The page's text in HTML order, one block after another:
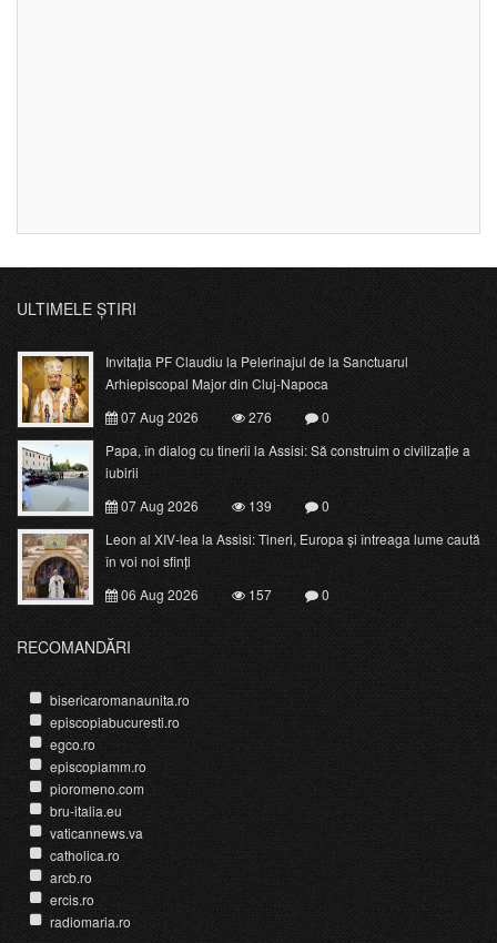
ULTIMELE ȘTIRI
Invitația PF Claudiu la Pelerinajul de la Sanctuarul
Arhiepiscopal Major din Cluj-Napoca
07 Aug 2026
276
0
Papa, în dialog cu tinerii la Assisi: Să construim o civilizație a
iubirii
07 Aug 2026
139
0
Leon al XIV-lea la Assisi: Tineri, Europa și întreaga lume caută
în voi noi sfinți
06 Aug 2026
157 0
RECOMANDĂRI
bisericaromanaunita.ro
episcopiabucuresti.ro
egco.ro
episcopiamm.ro
pioromeno.com
bru-italia.eu
vaticannews.va
catholica.ro
arcb.ro
ercis.ro
radiomaria.ro